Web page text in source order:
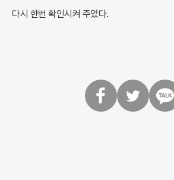
다시 한번 확인시켜 주었다.